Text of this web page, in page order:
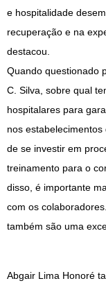
e hospitalidade
recuperação e na
destacou.
Quando questionado
C. Silva, sobre qual
hospitalares para
nos
de se investir em
treinamento para o
disso, é importante
com os
também são uma
Abgair Lima Honoré